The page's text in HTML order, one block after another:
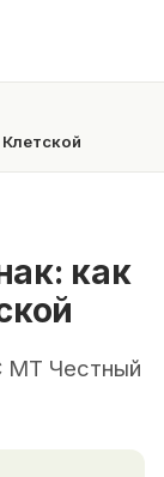
как
МТ Честный